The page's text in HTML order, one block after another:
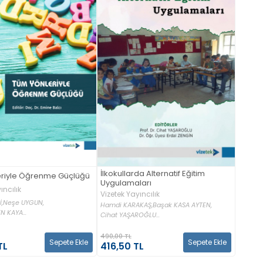
Öğrenme Güçlüğü
Neşe UYGUN,
KAYA...
Sepete Ekle
İlkokullarda Alternatif Eğitim
Uygulamaları
Vizetek Yayıncılık
Hamdi KARAKAŞ,Başak KASA AYTEN,
Cihat YAŞAROĞLU...
490,00 TL
416,50 TL Sepete Ekle